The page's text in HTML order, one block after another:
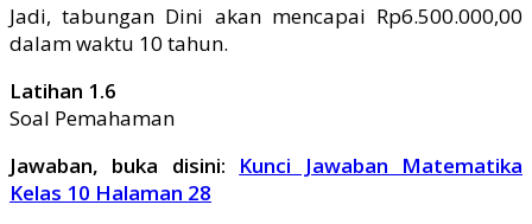
Jadi, tabungan Dini akan mencapai Rp6.500.000,00
dalam waktu 10 tahun.
Latihan 1.6
Soal Pemahaman
Jawaban, buka disini: Kunci Jawaban Matematika
Kelas 10 Halaman 28